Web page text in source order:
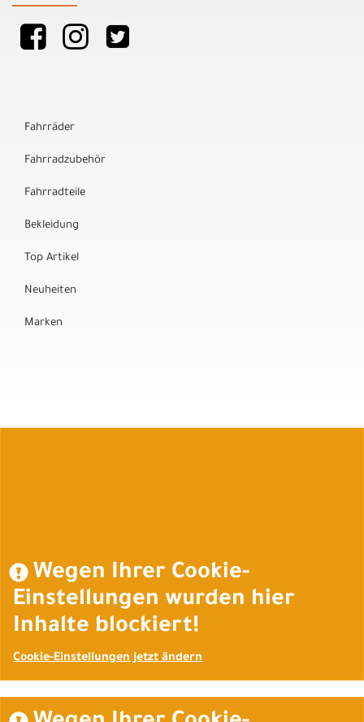
Fahrräder
Fahrradzubehör
Fahrradteile
Bekleidung
Top Artikel
Neuheiten
Marken
Wegen Ihrer Cookie-
Einstellungen wurden hier
Inhalte blockiert!
Cookie-Einstellungen jetzt ändern